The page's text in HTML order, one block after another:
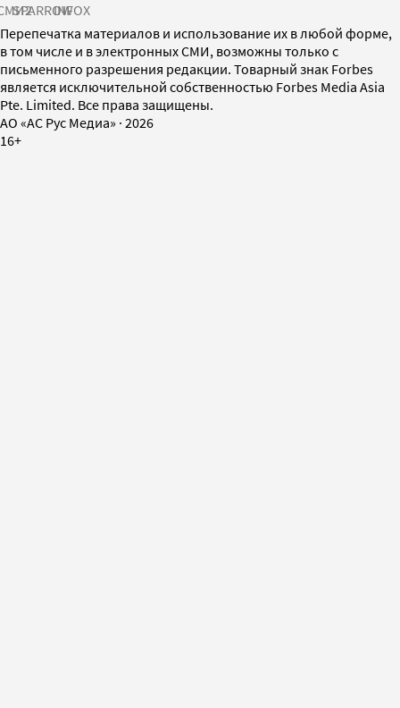
SPARROWINFOX
Перепечатка материалов и использование их в любой форме,
в том числе и в электронных СМИ, возможны только с
письменного разрешения редакции. Товарный знак Forbes
является исключительной собственностью Forbes Media Asia
Pte. Limited. Все права защищены.
AO «АС Рус Медиа» · 2026
16+